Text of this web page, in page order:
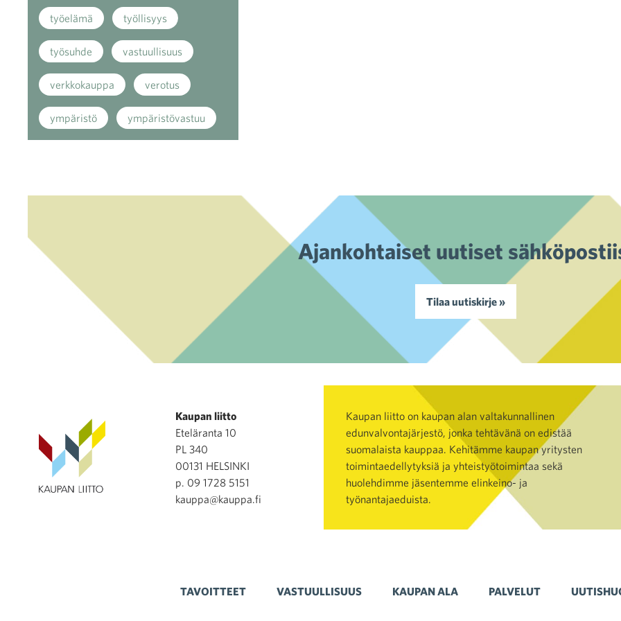
työelämä työllisyys
työsuhde vastuullisuus
verkkokauppa verotus
ympäristö ympäristövastuu
Ajankohtaiset uutiset
Tilaa uutiskirje »
Kaupan liitto
Eteläranta 10
PL 340
00131 HELSINKI
p. 09 1728 5151
kauppa@kauppa.fi
Kaupan liitto on kaupan alan valtakunnallinen
edunvalvontajärjestö, jonka tehtävänä on edistää
suomalaista kauppaa. Kehitämme kaupan yritysten
toimintaedellytyksiä ja yhteistyötoimintaa sekä
huolehdimme jäsentemme elinkeino- ja
työnantajaeduista.
TAVOITTEET VASTUULLISUUS KAUPAN ALA PALVELUT